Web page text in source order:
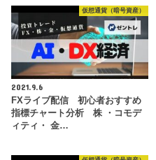
仮想通貨（暗号資産）
2021.9.6
FXライブ配信 初心者おすすめ
指標チャート分析 株 ・コモデ
ィティ・ 金…